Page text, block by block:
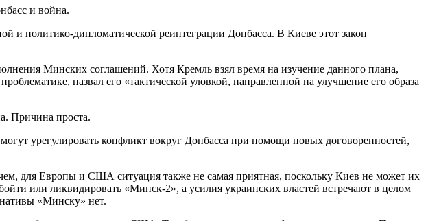
и война.
и политико-дипломатической реинтеграции Донбасса. В Киеве этот закон
Минских соглашений. Хотя Кремль взял время на изучение данного плана,
назвал его «тактической уловкой, направленной на улучшение его образа
Причина проста.
урегулировать конфликт вокруг Донбасса при помощи новых договоренностей,
для Европы и США ситуация также не самая приятная, поскольку Киев не может их
или ликвидировать «Минск-2», а усилия украинских властей встречают в целом
«Минску» нет.